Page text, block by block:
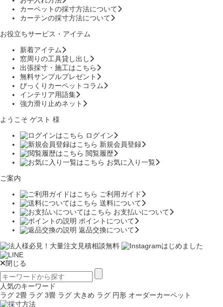
カーペットの採寸方法について
カーテンの採寸方法について
お役立ちサービス・アイテム
新着アイテム
窓周りの工具貸し出し
出張採寸・施工はこちら
無料サンプルプレゼント
びっくりカーペットコラム
インテリア用語集
強力滑り止めネット
ようこそ ゲスト 様
ログイン
新規会員登録
閲覧履歴
お気に入り一覧
ご案内
ご利用ガイド
送料について
お支払いについて
ポイントについて
返品交換について
閉じる
人気のキーワード
ラグ 2畳 ラグ 3畳 ラグ 大きめ ラグ 円形 オーダーカーペット